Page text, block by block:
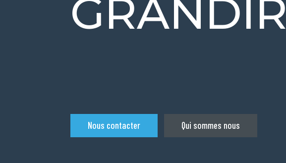
GRANDIR
Qui sommes nous
Nous contacter